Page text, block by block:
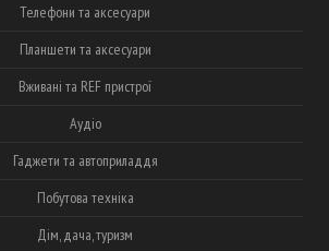
Телефони та аксесуари
Планшети та аксесуари
Вживані та REF пристрої
Аудіо
Гаджети та автоприладдя
Побутова техніка
Дім, дача, туризм